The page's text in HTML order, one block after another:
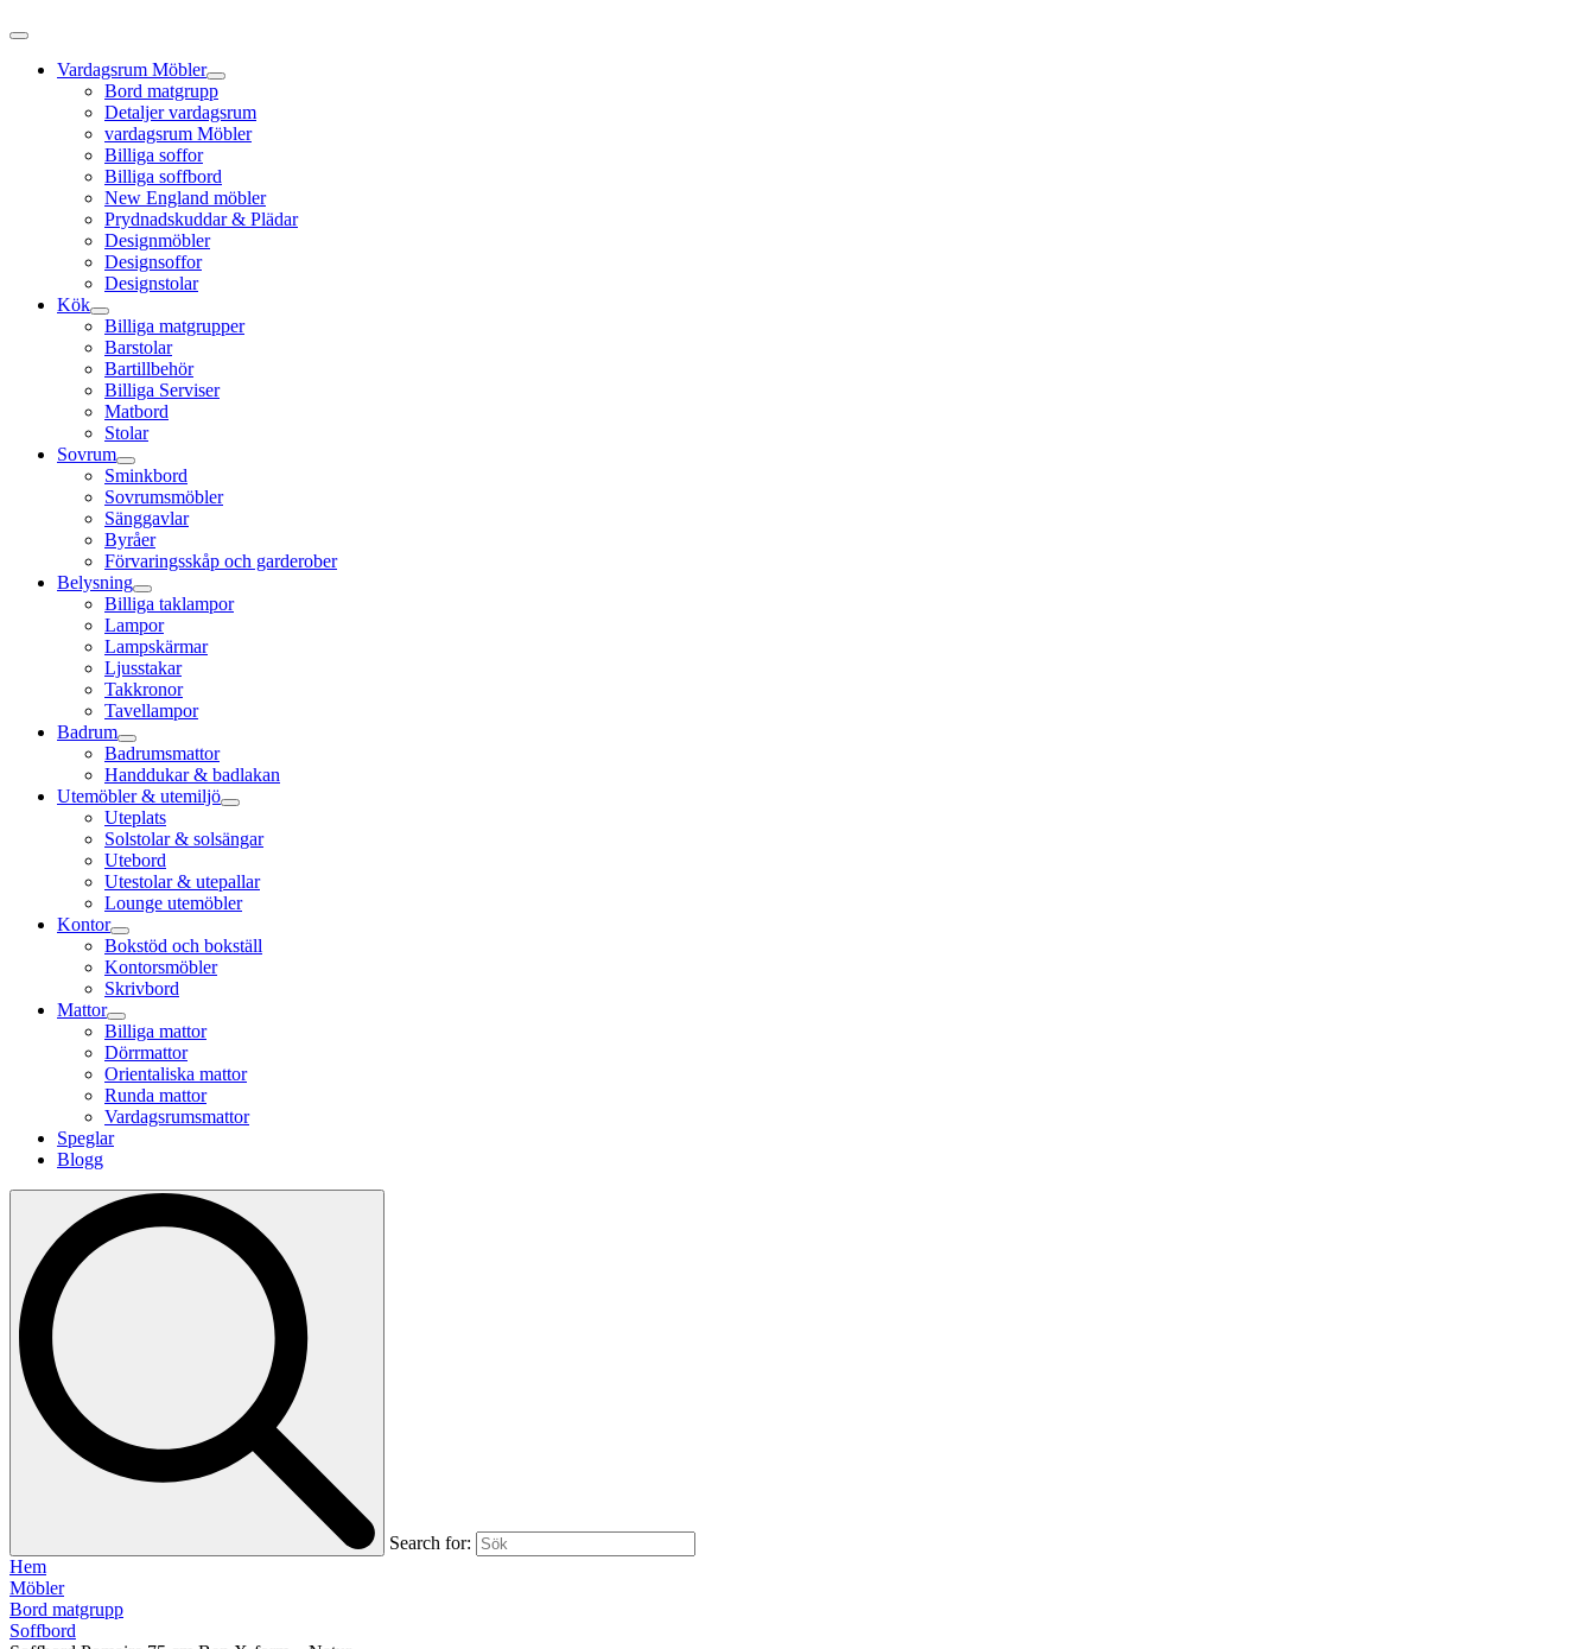
Vardagsrum Möbler
Bord matgrupp
Detaljer vardagsrum
vardagsrum Möbler
Billiga soffor
Billiga soffbord
New England möbler
Prydnadskuddar & Plädar
Designmöbler
Designsoffor
Designstolar
Kök
Billiga matgrupper
Barstolar
Bartillbehör
Billiga Serviser
Matbord
Stolar
Sovrum
Sminkbord
Sovrumsmöbler
Sänggavlar
Byråer
Förvaringsskåp och garderober
Belysning
Billiga taklampor
Lampor
Lampskärmar
Ljusstakar
Takkronor
Tavellampor
Badrum
Badrumsmattor
Handdukar & badlakan
Utemöbler & utemiljö
Uteplats
Solstolar & solsängar
Utebord
Utestolar & utepallar
Lounge utemöbler
Kontor
Bokstöd och bokställ
Kontorsmöbler
Skrivbord
Mattor
Billiga mattor
Dörrmattor
Orientaliska mattor
Runda mattor
Vardagsrumsmattor
Speglar
Blogg
Search for:
Hem
Möbler
Bord matgrupp
Soffbord